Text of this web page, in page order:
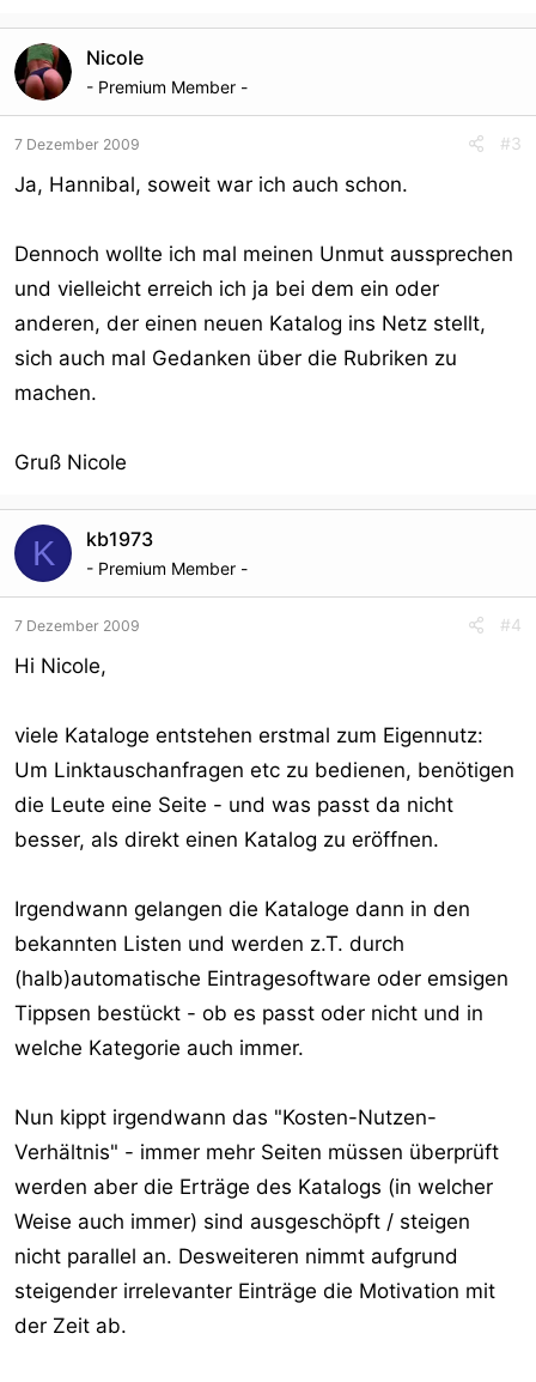
Nicole
- Premium Member -
7 Dezember 2009 #3
Ja, Hannibal, soweit war ich auch schon.
Dennoch wollte ich mal meinen Unmut aussprechen
und vielleicht erreich ich ja bei dem ein oder
anderen, der einen neuen Katalog ins Netz stellt,
sich auch mal Gedanken über die Rubriken zu
machen.
Gruß Nicole
K kb1973
- Premium Member -
7 Dezember 2009 #4
Hi Nicole,
viele Kataloge entstehen erstmal zum Eigennutz:
Um Linktauschanfragen etc zu bedienen, benötigen
die Leute eine Seite - und was passt da nicht
besser, als direkt einen Katalog zu eröffnen.
Irgendwann gelangen die Kataloge dann in den
bekannten Listen und werden z.T. durch
(halb)automatische Eintragesoftware oder emsigen
Tippsen bestückt - ob es passt oder nicht und in
welche Kategorie auch immer.
Nun kippt irgendwann das "Kosten-Nutzen-
Verhältnis" - immer mehr Seiten müssen überprüft
werden aber die Erträge des Katalogs (in welcher
Weise auch immer) sind ausgeschöpft / steigen
nicht parallel an. Desweiteren nimmt aufgrund
steigender irrelevanter Einträge die Motivation mit
der Zeit ab.